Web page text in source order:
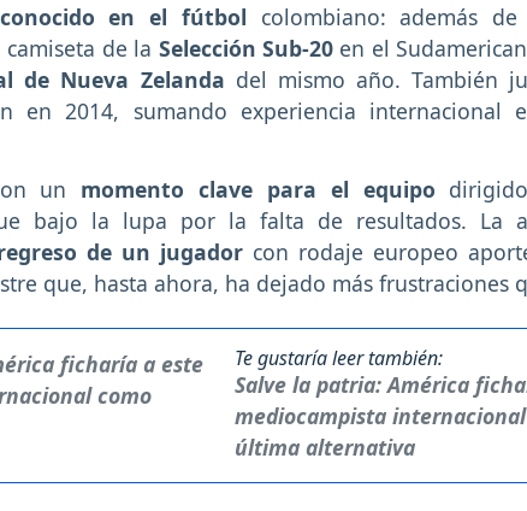
en el fútbol colombiano: además
de la Selección Sub-20 en el
de Nueva Zelanda del mismo año. También
en 2014, sumando experiencia internacional
un momento clave para el equipo
bajo la lupa por la falta de resultados. La
de un jugador con rodaje europeo
que, hasta ahora, ha dejado más frustraciones
Te gustaría leer también:
Salve la patria: América
mediocampista
última alternativa